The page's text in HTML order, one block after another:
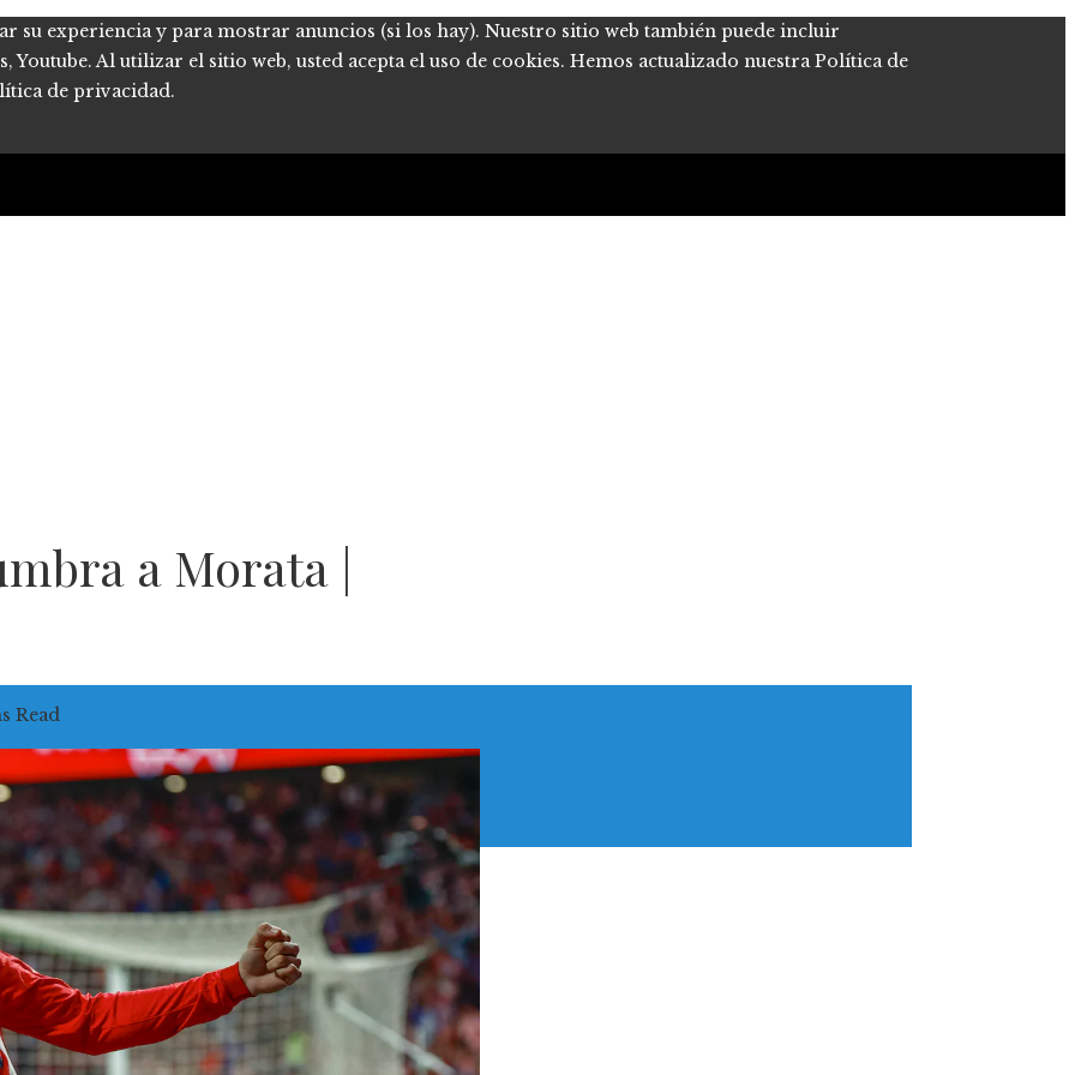
su experiencia y para mostrar anuncios (si los hay). Nuestro sitio web también puede incluir
Youtube. Al utilizar el sitio web, usted acepta el uso de cookies. Hemos actualizado nuestra Política de
de privacidad.
a Morata |
Read